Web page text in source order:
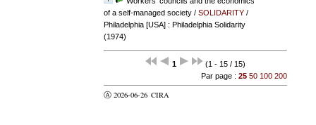
of a self-managed society/ SOLIDARITY/
Philadelphia [USA] : Philadelphia Solidarity
(1974)
1
(1 - 15 / 15)
Par page : 25 50 100 200
Ⓐ 2026-06-26 CIRA